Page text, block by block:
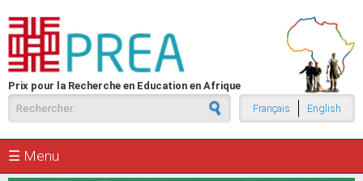
Prix pour la Recherche en Education en Afrique
English
Français
Formulaire de recherche
☰ Menu